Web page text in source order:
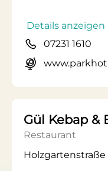
Details anzeigen
07231 1610
Gül Kebap &
Restaurant
Holzgartenstraße